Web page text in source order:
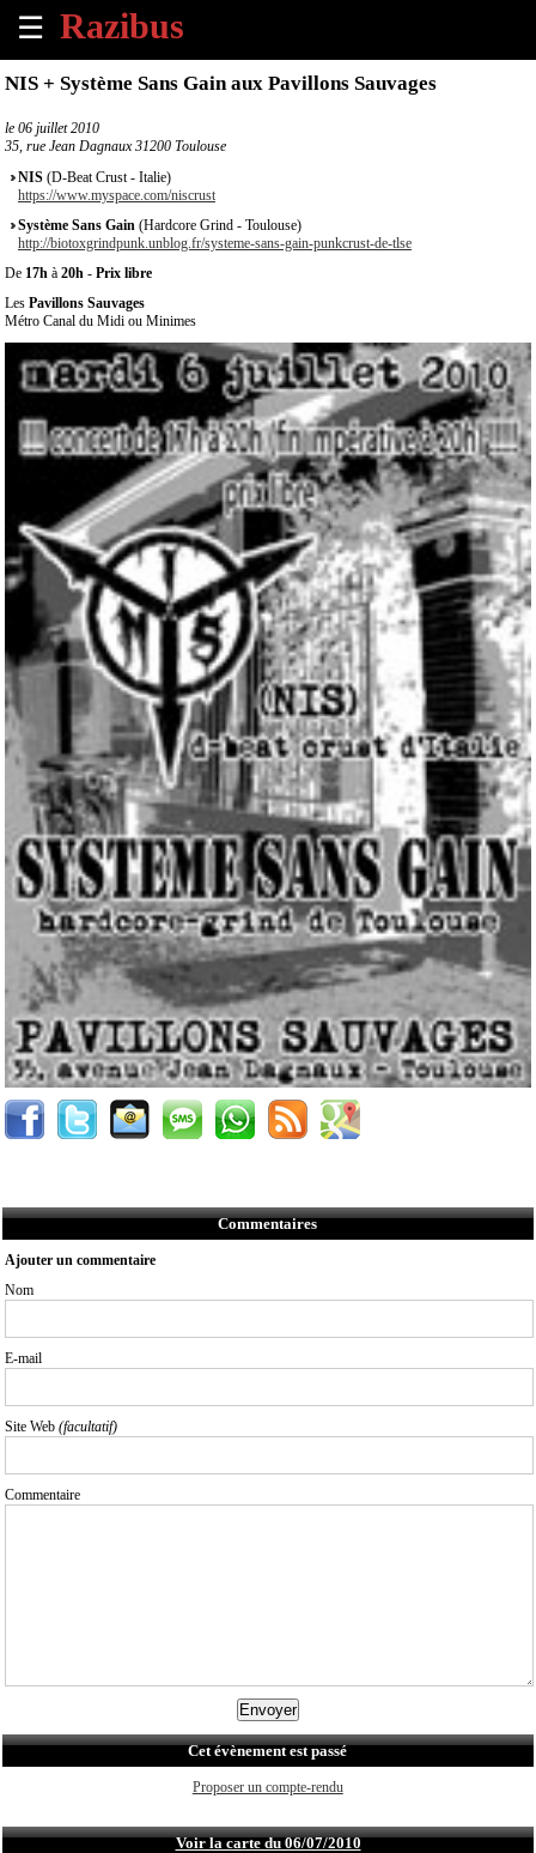
☰
×
Tous
les
évènements
à
venir
Annoncer
évènement
Contact
NIS + Système Sans Gain aux Pavillons Sauvages
le 06 juillet 2010
35, rue Jean Dagnaux 31200 Toulouse
NIS (D-Beat Crust - Italie)
https://www.myspace.com/niscrust
Système Sans Gain (Hardcore Grind - Toulouse)
http://biotoxgrindpunk.unblog.fr/systeme-sans-gain-punkcrust-de-tlse
De 17h à 20h - Prix libre
Les Pavillons Sauvages
Métro Canal du Midi ou Minimes
Commentaires
Ajouter un commentaire
Nom
E-mail
Site Web (facultatif)
Commentaire
Cet évènement est passé
Proposer un compte-rendu
Voir la carte du 06/07/2010